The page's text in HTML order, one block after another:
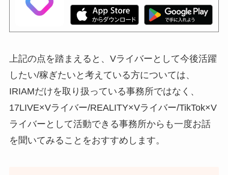
上記の点を踏まえると、Vライバーとして今後活躍
したい/稼ぎたいと考えている方については、
IRIAMだけを取り扱っている事務所ではなく、
17LIVE×Vライバー/REALITY×Vライバー/TikTok×V
ライバーとして活動できる事務所からも一度お話
を聞いてみることをおすすめします。